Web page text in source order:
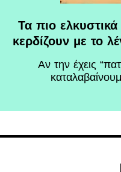
Τα πιο
κερδίζουν με το
Αν την έχεις